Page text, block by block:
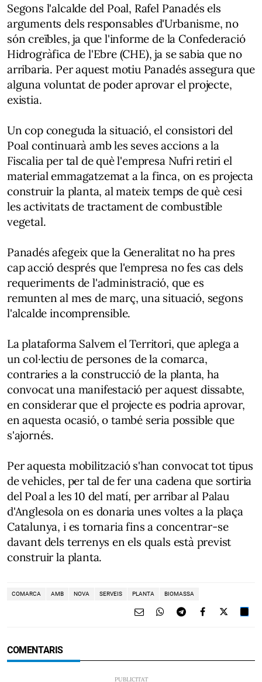
Segons l'alcalde del Poal, Rafel Panadés els
arguments dels responsables d'Urbanisme, no
són creïbles, ja que l'informe de la Confederació
Hidrogràfica de l'Ebre (CHE), ja se sabia que no
arribaria. Per aquest motiu Panadés assegura que
alguna voluntat de poder aprovar el projecte,
existia.
Un cop coneguda la situació, el consistori del
Poal continuarà amb les seves accions a la
Fiscalia per tal de què l'empresa Nufri retiri el
material emmagatzemat a la finca, on es projecta
construir la planta, al mateix temps de què cesi
les activitats de tractament de combustible
vegetal.
Panadés afegeix que la Generalitat no ha pres
cap acció després que l'empresa no fes cas dels
requeriments de l'administració, que es
remunten al mes de març, una situació, segons
l'alcalde incomprensible.
La plataforma Salvem el Territori, que aplega a
un col·lectiu de persones de la comarca,
contraries a la construcció de la planta, ha
convocat una manifestació per aquest dissabte,
en considerar que el projecte es podria aprovar,
en aquesta ocasió, o també seria possible que
s'ajornés.
Per aquesta mobilització s'han convocat tot tipus
de vehicles, per tal de fer una cadena que sortiria
del Poal a les 10 del matí, per arribar al Palau
d'Anglesola on es donaria unes voltes a la plaça
Catalunya, i es tornaria fins a concentrar-se
davant dels terrenys en els quals està previst
construir la planta.
COMARCA AMB NOVA SERVEIS PLANTA BIOMASSA
COMENTARIS